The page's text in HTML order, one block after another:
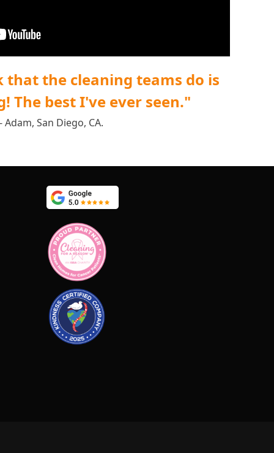
that the cleaning teams do is
The best I've ever seen."
Adam, San Diego, CA.